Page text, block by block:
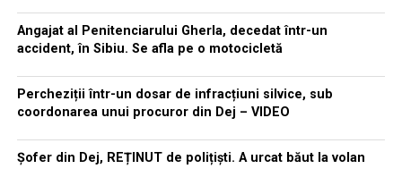
Angajat al Penitenciarului Gherla, decedat într-un
accident, în Sibiu. Se afla pe o motocicletă
Percheziții într-un dosar de infracțiuni silvice, sub
coordonarea unui procuror din Dej – VIDEO
Șofer din Dej, REȚINUT de polițiști. A urcat băut la volan